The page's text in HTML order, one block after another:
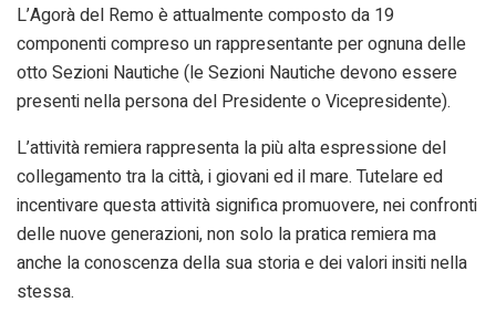
L’Agorà del Remo è attualmente composto da 19
componenti compreso un rappresentante per ognuna delle
otto Sezioni Nautiche (le Sezioni Nautiche devono essere
presenti nella persona del Presidente o Vicepresidente).
L’attività remiera rappresenta la più alta espressione del
collegamento tra la città, i giovani ed il mare. Tutelare ed
incentivare questa attività significa promuovere, nei confronti
delle nuove generazioni, non solo la pratica remiera ma
anche la conoscenza della sua storia e dei valori insiti nella
stessa.